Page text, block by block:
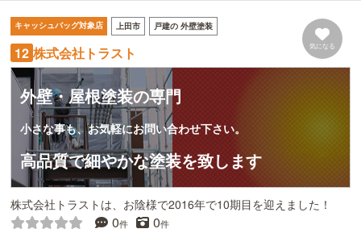
キャッシュバッグ対象店 上田市 戸建の 外壁塗装
12 株式会社トラスト 気になる
外壁・屋根塗装の専門
小さな事も、お気軽にお問い合わせ下さい。
高品質で細やかな塗装を致します
株式会社トラストは、お陰様で2016年で10期目を迎えました！
0件 0件